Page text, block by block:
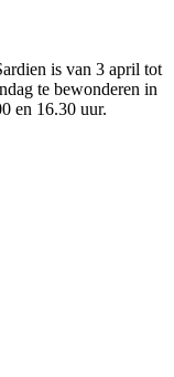
is van 3 april tot
te bewonderen in
en 16.30 uur.